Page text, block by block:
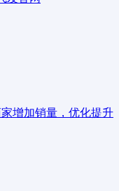
增加销量，优化提升